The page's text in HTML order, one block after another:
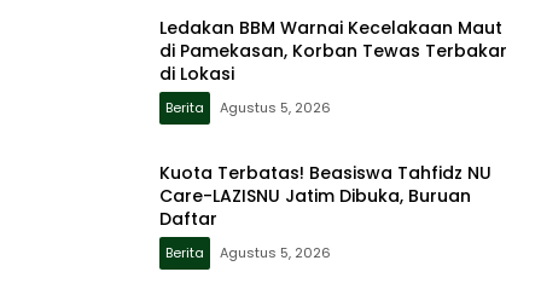
Ledakan BBM Warnai Kecelakaan Maut
di Pamekasan, Korban Tewas Terbakar
di Lokasi
Berita Agustus 5, 2026
Kuota Terbatas! Beasiswa Tahfidz NU
Care-LAZISNU Jatim Dibuka, Buruan
Daftar
Berita Agustus 5, 2026